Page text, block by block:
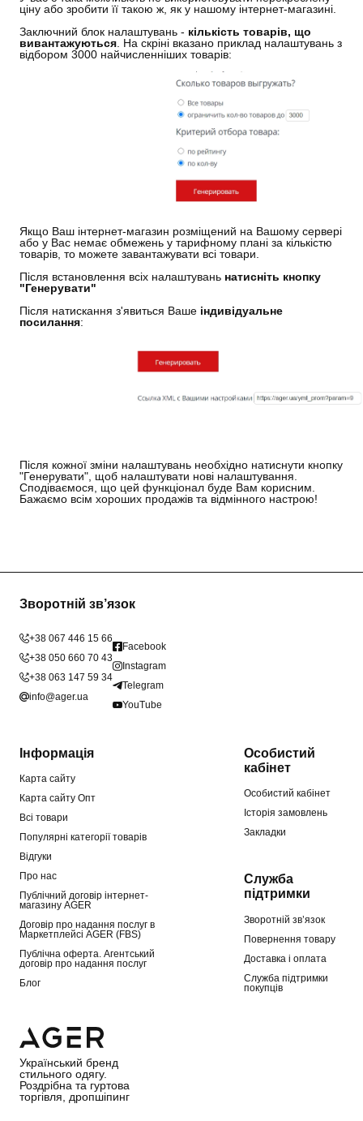
ціну або зробити її такою ж, як у нашому інтернет-магазині.
Заключний блок налаштувань - кількість товарів, що
вивантажуються. На скріні вказано приклад налаштувань з
відбором 3000 найчисленніших товарів:
Якщо Ваш інтернет-магазин розміщений на Вашому сервері
або у Вас немає обмежень у тарифному плані за кількістю
товарів, то можете завантажувати всі товари.
Після встановлення всіх налаштувань натисніть кнопку
"Генерувати"
Після натискання з'явиться Ваше індивідуальне
посилання:
Після кожної зміни налаштувань необхідно натиснути кнопку
"Генерувати", щоб налаштувати нові налаштування.
Сподіваємося, що цей функціонал буде Вам корисним.
Бажаємо всім хороших продажів та відмінного настрою!
Зворотній зв’язок
+38 067 446 15 66
+38 050 660 70 43
+38 063 147 59 34
info@ager.ua
Facebook
Instagram
Telegram
YouTube
Інформація
Карта сайту
Карта сайту Опт
Всі товари
Популярні категорії товарів
Відгуки
Про нас
Публічний договір інтернет-
магазину AGER
Договір про надання послуг в
Маркетплейсі AGER (FBS)
Публічна оферта. Агентський
договір про надання послуг
Блог
Особистий
кабінет
Особистий кабінет
Історія замовлень
Закладки
Служба
підтримки
Зворотній зв’язок
Повернення товару
Доставка і оплата
Служба підтримки
покупців
Український бренд
стильного одягу.
Роздрібна та гуртова
торгівля, дропшіпинг